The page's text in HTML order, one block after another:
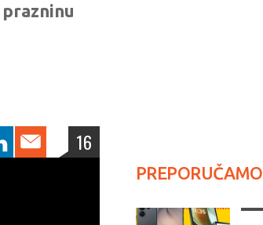
16
PREPORUČAMO